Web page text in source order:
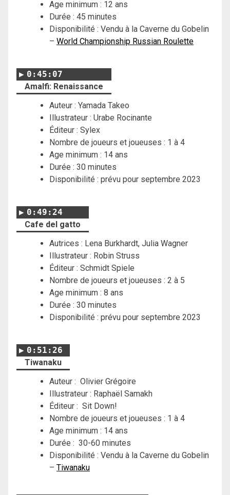
Age minimum : 12 ans
Durée : 45 minutes
Disponibilité : Vendu à la Caverne du Gobelin
– World Championship Russian Roulette
0:45:07
Amalfi: Renaissance
Auteur : Yamada Takeo
Illustrateur : Urabe Rocinante
Éditeur : Sylex
Nombre de joueurs et joueuses : 1 à 4
Age minimum : 14 ans
Durée : 30 minutes
Disponibilité : prévu pour septembre 2023
0:49:24
Cafe del gatto
Autrices : Lena Burkhardt, Julia Wagner
Illustrateur : Robin Struss
Éditeur : Schmidt Spiele
Nombre de joueurs et joueuses : 2 à 5
Age minimum : 8 ans
Durée : 30 minutes
Disponibilité : prévu pour septembre 2023
0:51:26
Tiwanaku
Auteur : Olivier Grégoire
Illustrateur : Raphaël Samakh
Éditeur : Sit Down!
Nombre de joueurs et joueuses : 1 à 4
Age minimum : 14 ans
Durée : 30-60 minutes
Disponibilité : Vendu à la Caverne du Gobelin
– Tiwanaku